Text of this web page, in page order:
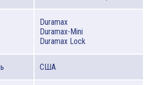
Duramax
Duramax-Mini
Duramax Lock
США